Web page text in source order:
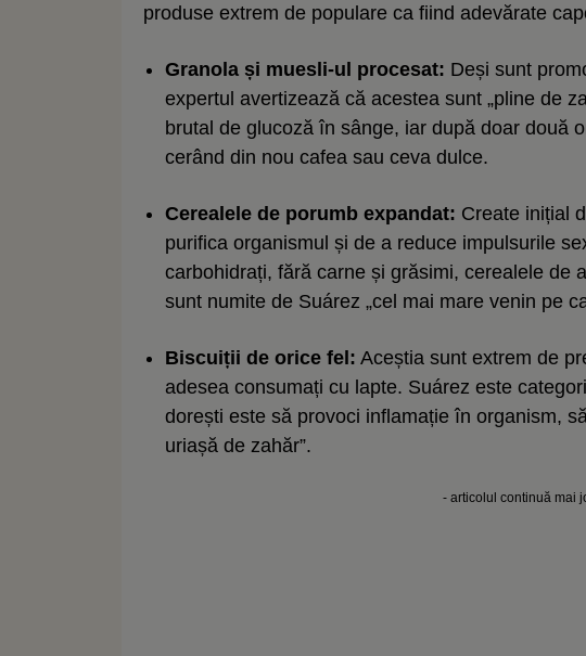
produse extrem de populare ca fiind adevărate
Granola și muesli-ul procesat: Deși sunt
expertul avertizează că acestea sunt „pline de
brutal de glucoză în sânge, iar după doar două
cerând din nou cafea sau ceva dulce.
Cerealele de porumb expandat: Create inițial
purifica organismul și de a reduce impulsurile
carbohidrați, fără carne și grăsimi, cerealele de
sunt numite de Suárez „cel mai mare venin pe
Biscuiții de orice fel: Aceștia sunt extrem de
adesea consumați cu lapte. Suárez este
dorești este să provoci inflamație în organism,
uriașă de zahăr”.
- articolul continuă mai